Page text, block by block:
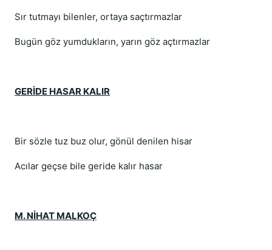
Sır tutmayı bilenler, ortaya saçtırmazlar
Bugün göz yumdukların, yarın göz açtırmazlar
GERİDE HASAR KALIR
Bir sözle tuz buz olur, gönül denilen hisar
Acılar geçse bile geride kalır hasar
M. NİHAT MALKOÇ